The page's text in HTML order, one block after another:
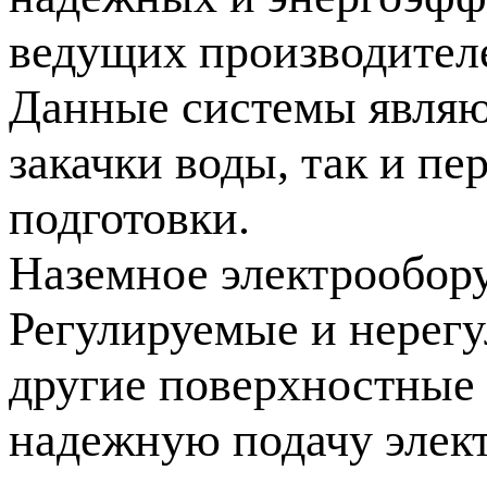
ведущих
Данные системы
закачки воды, так и
подготовки.
Наземное
Регулируемые и
другие
надежную подачу